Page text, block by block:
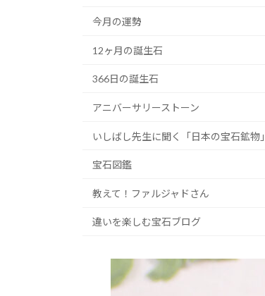
今月の運勢
12ヶ月の誕生石
366日の誕生石
アニバーサリーストーン
いしばし先生に聞く「日本の宝石鉱物」
宝石図鑑
教えて！ファルジャドさん
違いを楽しむ宝石ブログ